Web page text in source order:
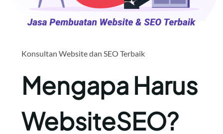
Konsultan Website dan SEO Terbaik
Mengapa Harus
WebsiteSEO?